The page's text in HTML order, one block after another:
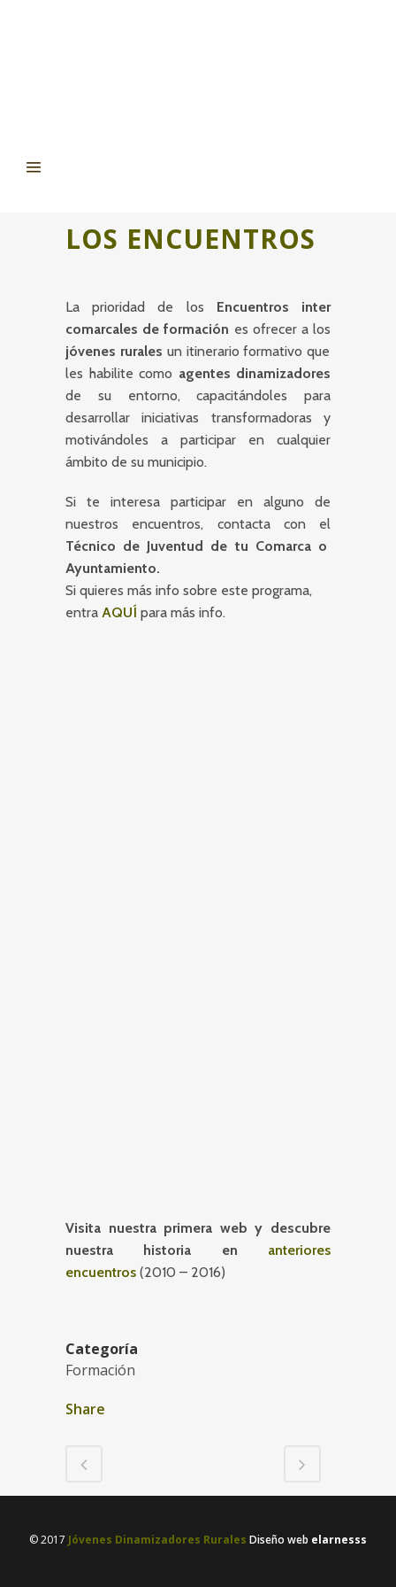
LOS ENCUENTROS
La prioridad de los Encuentros inter
comarcales de formación es ofrecer a los
jóvenes rurales un itinerario formativo que
les habilite como agentes dinamizadores
de su entorno, capacitándoles para
desarrollar iniciativas transformadoras y
motivándoles a participar en cualquier
ámbito de su municipio.
Si te interesa participar en alguno de
nuestros encuentros, contacta con el
Técnico de Juventud de tu Comarca o
Ayuntamiento.
Si quieres más info sobre este programa,
entra AQUÍ para más info.
Visita nuestra primera web y descubre
nuestra historia en anteriores
encuentros (2010 – 2016)
Categoría
Formación
Share
© 2017 Jóvenes Dinamizadores Rurales Diseño web elarnesss